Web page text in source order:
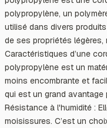
polypropylène, un
utilisé dans divers
de ses propriétés
Caractéristiques d’une
polypropylène est un
moins encombrante et
qui est un grand
Résistance à l'humidité :
moisissures. C’est un